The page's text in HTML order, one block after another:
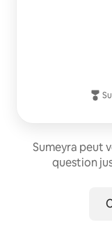
Sumeyra peut
question